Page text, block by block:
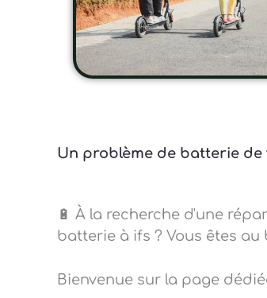
Un problème de batterie
🔋 À la recherche d'une
batterie à ifs ? Vous êtes au
Bienvenue sur la page